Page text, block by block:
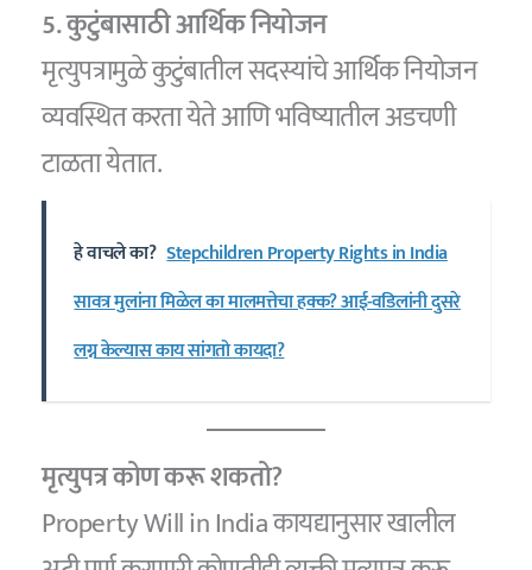
5. कुटुंबासाठी आर्थिक नियोजन
मृत्युपत्रामुळे कुटुंबातील सदस्यांचे आर्थिक नियोजन
व्यवस्थित करता येते आणि भविष्यातील अडचणी
टाळता येतात.
हे वाचले का? Stepchildren Property Rights in India
सावत्र मुलांना मिळेल का मालमत्तेचा हक्क? आई-वडिलांनी दुसरे
लग्न केल्यास काय सांगतो कायदा?
मृत्युपत्र कोण करू शकतो?
Property Will in India कायद्यानुसार खालील